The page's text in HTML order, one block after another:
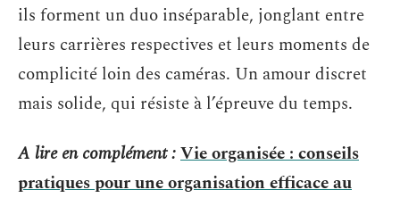
ils forment un duo inséparable, jonglant entre
leurs carrières respectives et leurs moments de
complicité loin des caméras. Un amour discret
mais solide, qui résiste à l’épreuve du temps.
A lire en complément :Vie organisée : conseils
pratiques pour une organisation efficace au